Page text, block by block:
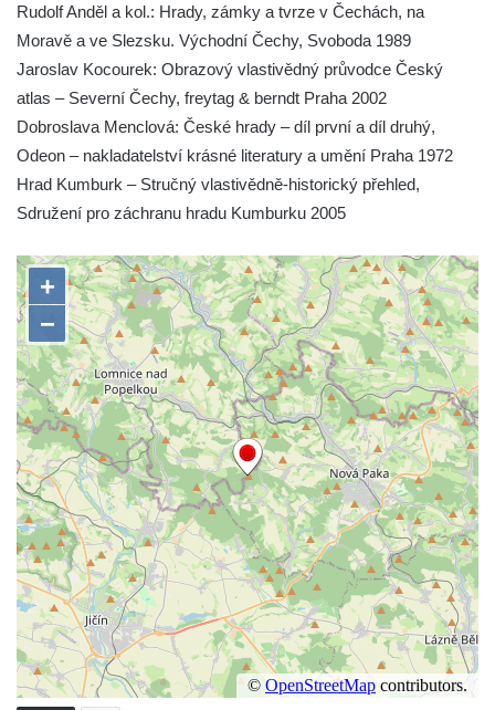
Rudolf Anděl a kol.: Hrady, zámky a tvrze v Čechách, na
Moravě a ve Slezsku. Východní Čechy, Svoboda 1989
Jaroslav Kocourek: Obrazový vlastivědný průvodce Český
atlas – Severní Čechy, freytag & berndt Praha 2002
Dobroslava Menclová: České hrady – díl první a díl druhý,
Odeon – nakladatelství krásné literatury a umění Praha 1972
Hrad Kumburk – Stručný vlastivědně-historický přehled,
Sdružení pro záchranu hradu Kumburku 2005